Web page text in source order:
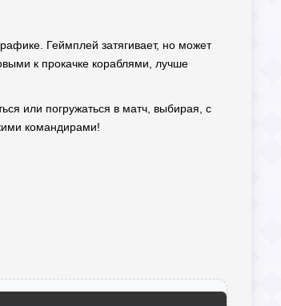
Геймплей затягивает, но может
к прокачке кораблями, лучше
или погружаться в матч, выбирая, с
командирами!